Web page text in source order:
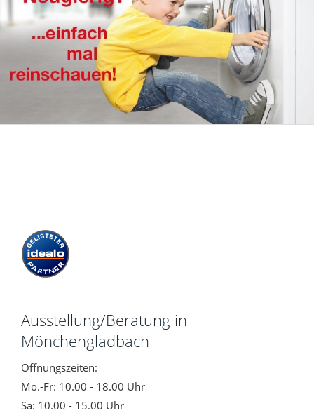
Ausstellung/Beratung in
Mönchengladbach
Öffnungszeiten:
Mo.-Fr: 10.00 - 18.00 Uhr
Sa: 10.00 - 15.00 Uhr